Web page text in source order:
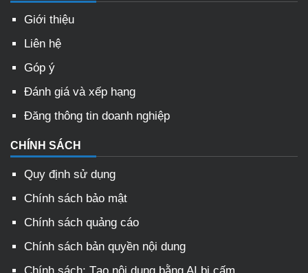
Giới thiệu
Liên hệ
Góp ý
Đánh giá và xếp hạng
Đăng thông tin doanh nghiệp
CHÍNH SÁCH
Quy định sử dụng
Chính sách bảo mật
Chính sách quảng cáo
Chính sách bản quyền nội dung